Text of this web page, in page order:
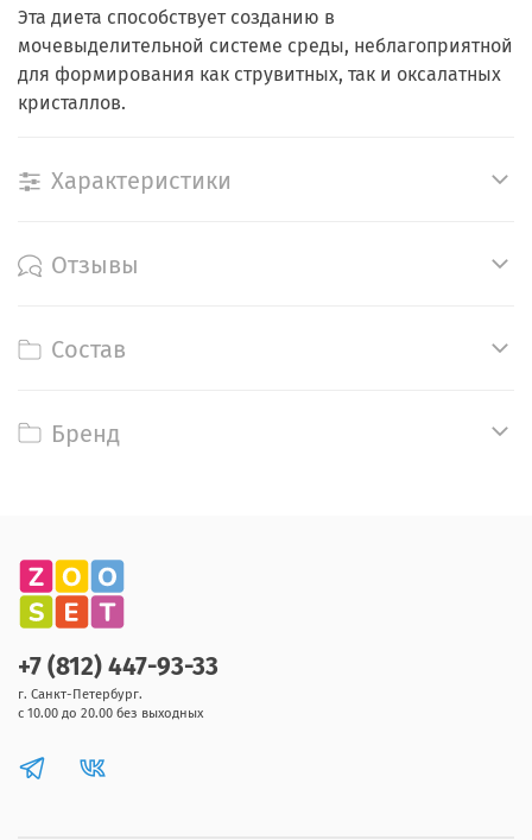
Эта диета способствует созданию в
мочевыделительной системе среды, неблагоприятной
для формирования как струвитных, так и оксалатных
кристаллов.
Характеристики
Отзывы
Состав
Бренд
+7 (812) 447-93-33
г. Санкт-Петербург.
с 10.00 до 20.00 без выходных